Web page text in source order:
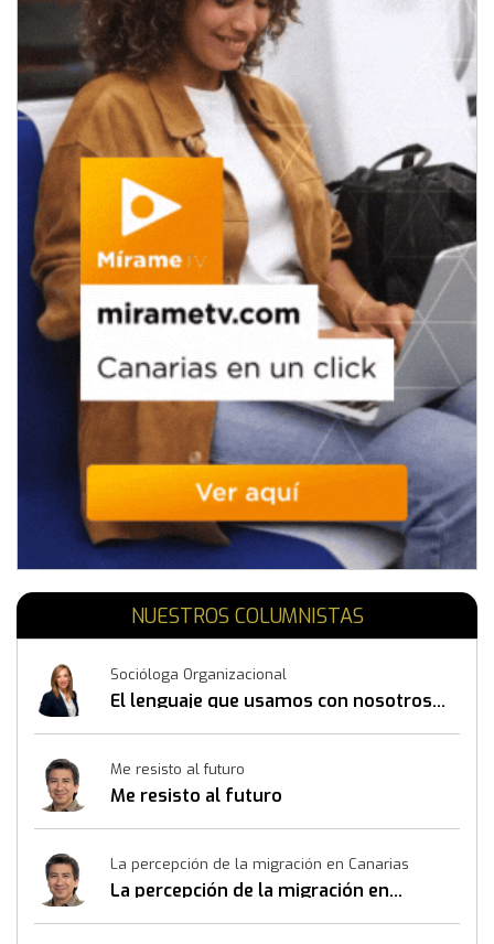
NUESTROS COLUMNISTAS
Socióloga Organizacional
El lenguaje que usamos con nosotros
Me resisto al futuro
Me resisto al futuro
La percepción de la migración en Canarias
La percepción de la migración en